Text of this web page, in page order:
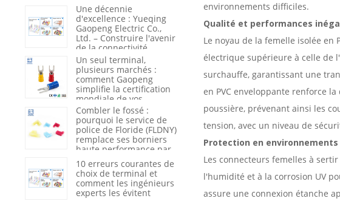
Une décennie
d'excellence : Yueqing
Gaopeng Electric Co.,
Ltd. – Construire l'avenir
de la connectivité
électrique
Un seul terminal,
plusieurs marchés :
comment Gaopeng
simplifie la certification
mondiale de vos
produits
Combler le fossé :
pourquoi le service de
police de Floride (FLDNY)
remplace ses borniers
haute performance par
du nylon 66 renforcé
10 erreurs courantes de
choix de terminal et
comment les ingénieurs
experts les évitent
environnements difficiles.
Qualité et performances
Le noyau de la femelle isolée en
électrique supérieure à celle de
surchauffe, garantissant une
en PVC enveloppante renforce
poussière, prévenant ainsi les
tension, avec un niveau de
Protection en
Les connecteurs femelles à
l'humidité et à la corrosion UV
assure une connexion étanche